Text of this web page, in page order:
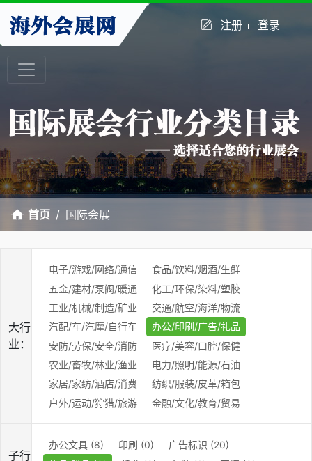
注册 登录
首页 国际会展
大行
业：
电子/游戏/网络/通信
食品/饮料/烟酒/生鲜
五金/建材/泵阀/暖通
化工/环保/染料/塑胶
工业/机械/制造/矿业
交通/航空/海洋/物流
汽配/车/汽摩/自行车
办公/印刷/广告/礼品
安防/劳保/安全/消防
医疗/美容/口腔/保健
农业/畜牧/林业/渔业
电力/照明/能源/石油
家居/家纺/酒店/消费
纺织/服装/皮革/箱包
户外/运动/狩猎/旅游
金融/文化/教育/贸易
子行
办公文具 (8) 印刷 (0)
广告标识 (20)